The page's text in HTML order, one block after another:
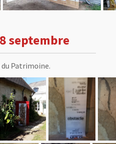
septembre
du Patrimoine.